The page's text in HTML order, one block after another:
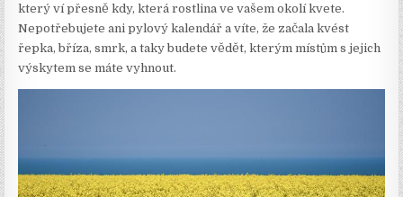
který ví přesně kdy, která rostlina ve vašem okolí kvete.
Nepotřebujete ani pylový kalendář a víte, že začala kvést
řepka, bříza, smrk, a taky budete vědět, kterým místům s jejich
výskytem se máte vyhnout.